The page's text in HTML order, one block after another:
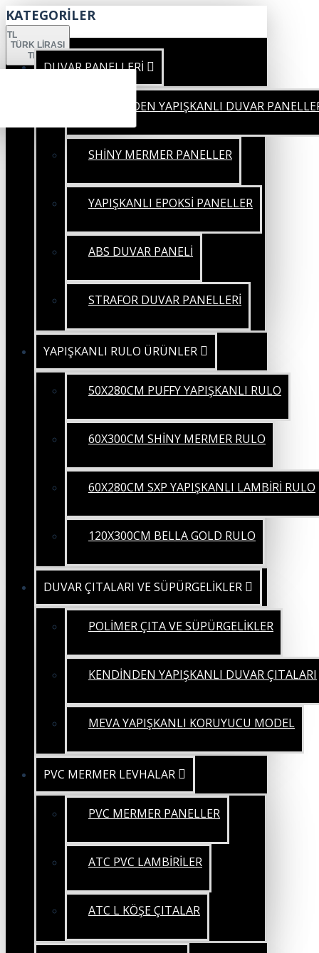
KATEGORİLER
TL
TÜRK LIRASI
TRY
DUVAR PANELLERİ
KENDİNDEN YAPIŞKANLI DUVAR
SHİNY MERMER PANELLER
YAPIŞKANLI EPOKSİ PANELLER
ABS DUVAR PANELİ
STRAFOR DUVAR PANELLERİ
YAPIŞKANLI RULO ÜRÜNLER
50X280CM PUFFY YAPIŞKANLI RULO
60X300CM SHİNY MERMER RULO
60X280CM SXP YAPIŞKANLI LAMBİRİ RULO
120X300CM BELLA GOLD RULO
DUVAR ÇITALARI VE SÜPÜRGELİKLER
POLİMER ÇITA VE SÜPÜRGELİKLER
KENDİNDEN YAPIŞKANLI DUVAR ÇITALARI
MEVA YAPIŞKANLI KORUYUCU MODEL
PVC MERMER LEVHALAR
PVC MERMER PANELLER
ATC PVC LAMBİRİLER
ATC L KÖŞE ÇITALAR